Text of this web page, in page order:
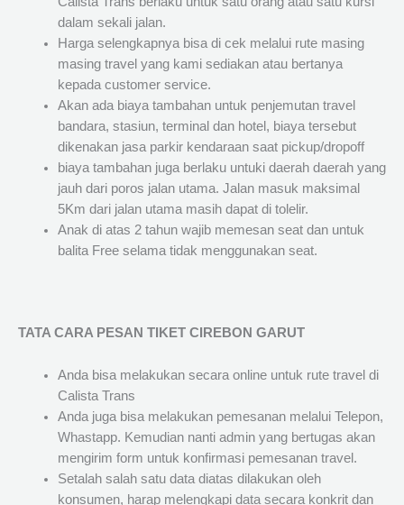
dalam sekali jalan.
Harga selengkapnya bisa di cek melalui rute masing
masing travel yang kami sediakan atau bertanya
kepada customer service.
Akan ada biaya tambahan untuk penjemutan travel
bandara, stasiun, terminal dan hotel, biaya tersebut
dikenakan jasa parkir kendaraan saat pickup/dropoff
biaya tambahan juga berlaku untuki daerah daerah yang
jauh dari poros jalan utama. Jalan masuk maksimal
5Km dari jalan utama masih dapat di tolelir.
Anak di atas 2 tahun wajib memesan seat dan untuk
balita Free selama tidak menggunakan seat.
TATA CARA PESAN TIKET CIREBON GARUT
Anda bisa melakukan secara online untuk rute travel di
Calista Trans
Anda juga bisa melakukan pemesanan melalui Telepon,
Whastapp. Kemudian nanti admin yang bertugas akan
mengirim form untuk konfirmasi pemesanan travel.
Setalah salah satu data diatas dilakukan oleh
konsumen, harap melengkapi data secara konkrit dan